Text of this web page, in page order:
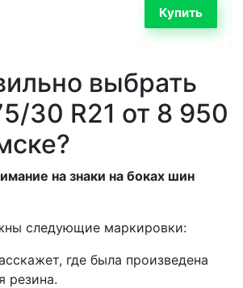
выбрать
30 R21 от 8 950
на знаки на боках шин
следующие маркировки:
где была произведена
резина.